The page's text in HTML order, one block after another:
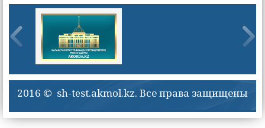
2016 © sh-test.akmol.kz. Все права защищены